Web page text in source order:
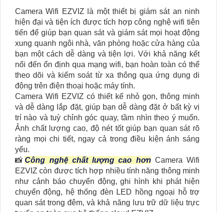
Camera Wifi EZVIZ là một thiết bị giám sát an ninh
hiện đại và tiện ích được tích hợp công nghệ wifi tiên
tiến để giúp bạn quan sát và giám sát mọi hoạt động
xung quanh ngôi nhà, văn phòng hoặc cửa hàng của
bạn một cách dễ dàng và tiện lợi. Với khả năng kết
nối đến ổn định qua mạng wifi, bạn hoàn toàn có thể
theo dõi và kiểm soát từ xa thông qua ứng dụng di
động trên điện thoại hoặc máy tính.
Camera Wifi EZVIZ có thiết kế nhỏ gọn, thông minh
và dễ dàng lắp đặt, giúp bạn dễ dàng đặt ở bất kỳ vị
trí nào và tuỳ chỉnh góc quay, tầm nhìn theo ý muốn.
Ảnh chất lượng cao, độ nét tốt giúp bạn quan sát rõ
ràng mọi chi tiết, ngay cả trong điều kiện ánh sáng
yếu.
📸Công nghệ chất lượng cao hơn Camera Wifi
EZVIZ còn được tích hợp nhiều tính năng thông minh
như cảnh báo chuyển động, ghi hình khi phát hiện
chuyển động, hệ thống đèn LED hồng ngoại hỗ trợ
quan sát trong đêm, và khả năng lưu trữ dữ liệu trực